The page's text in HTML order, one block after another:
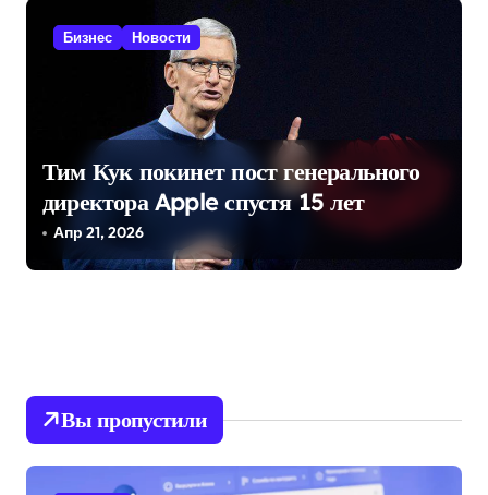
Бизнес Новости
Тим Кук покинет пост генерального
директора Apple спустя 15 лет
Апр 21, 2026
Вы пропустили